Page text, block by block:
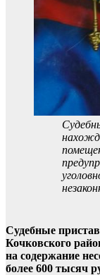
Судебные
Кочковского
на содержание
более 600 тысяч